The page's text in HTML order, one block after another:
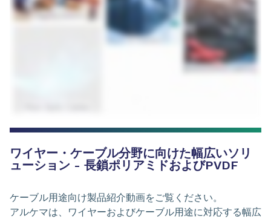
ワイヤー・ケーブル分野に向けた幅広いソリ
ューション - 長鎖ポリアミドおよびPVDF
ケーブル用途向け製品紹介動画をご覧ください。
アルケマは、ワイヤーおよびケーブル用途に対応する幅広